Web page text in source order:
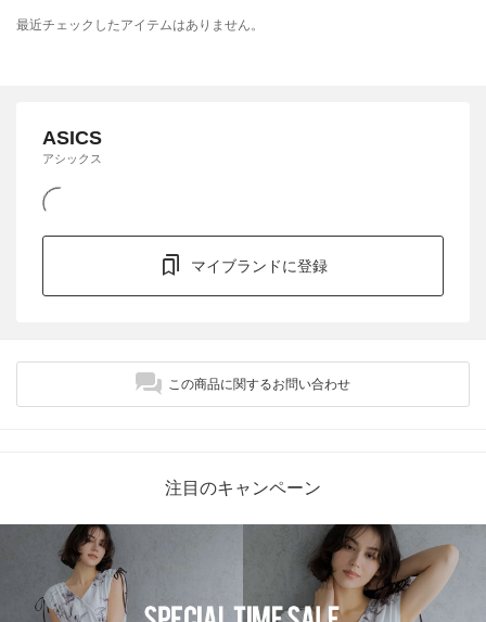
最近チェックしたアイテムはありません。
ASICS
アシックス
マイブランドに登録
この商品に関するお問い合わせ
注目のキャンペーン